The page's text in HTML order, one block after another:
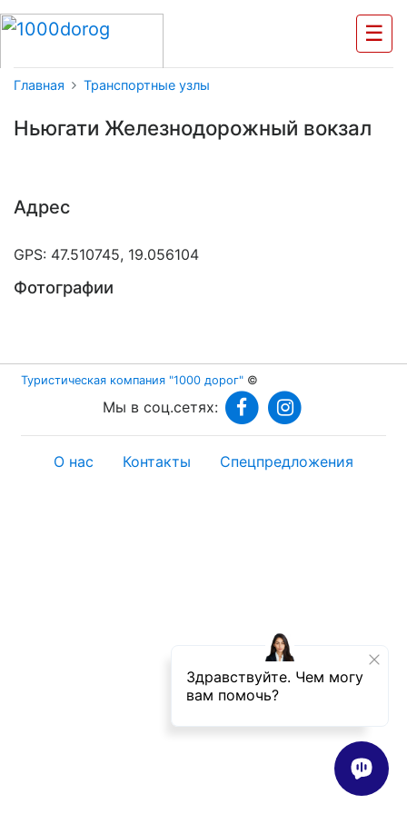
☰
Главная Транспортные узлы
Ньюгати Железнодорожный вокзал
Адрес
GPS: 47.510745, 19.056104
Фотографии
Туристическая компания "1000 дорог" ©
Мы в соц.сетях:
О нас Контакты Спецпредложения